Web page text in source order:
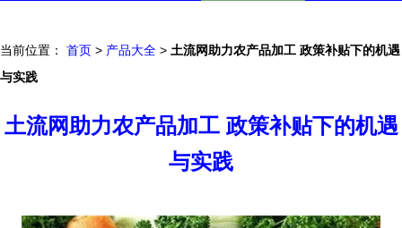
当前位置： 首页 > 产品大全 > 土流网助力农产品加工 政策补贴下的机遇
与实践
土流网助力农产品加工 政策补贴下的机遇
与实践